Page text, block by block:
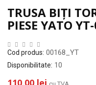
TRUSA BIȚI
PIESE YATO
Cod produs: 00168_YT
Disponibilitate: 10
110,00 lei